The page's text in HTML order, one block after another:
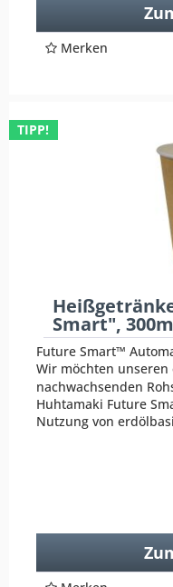
Merken
TIPP!
Smart",
Future Smart™
Wir möchten unseren
nachwachsenden
Huhtamaki Future
Nutzung von